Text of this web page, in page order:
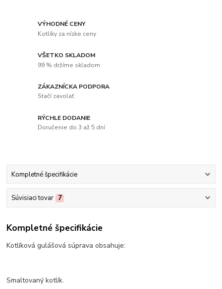
VÝHODNÉ CENY
Kotlíky za nízke ceny
VŠETKO SKLADOM
99 % držíme skladom
ZÁKAZNÍCKA PODPORA
Stačí zavolať
RÝCHLE DODANIE
Doručenie do 3 až 5 dní
Kompletné špecifikácie
Súvisiaci tovar 7
Kompletné špecifikácie
Kotlíková gulášová súprava obsahuje:
Smaltovaný kotlík.